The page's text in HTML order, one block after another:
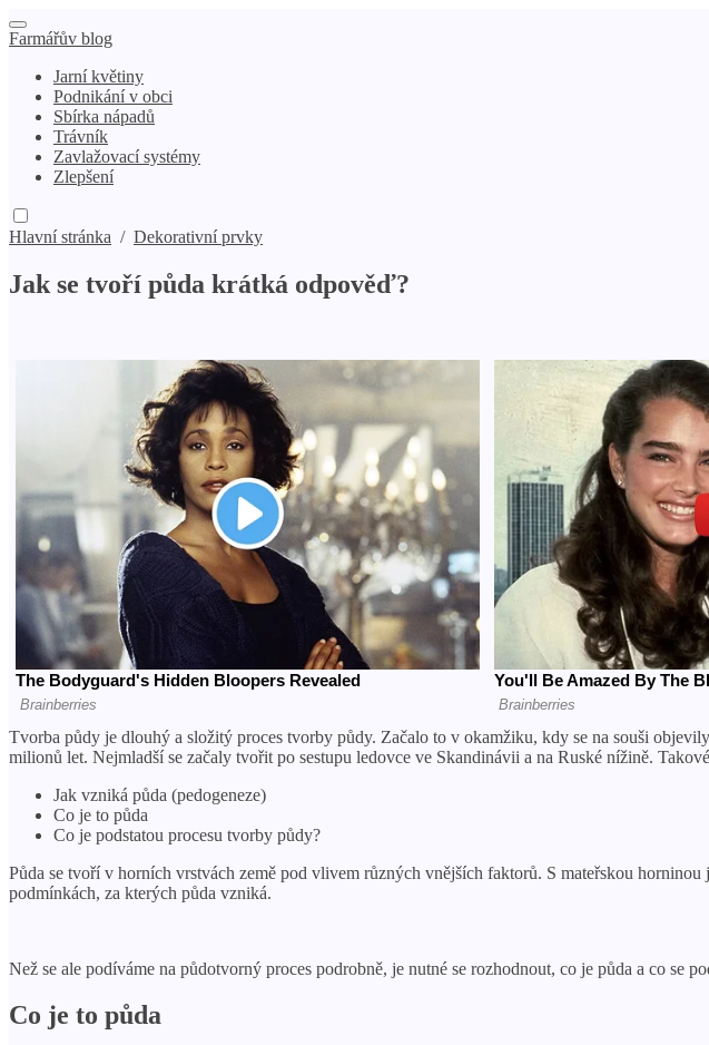
Farmářův blog
Jarní květiny
Podnikání v obci
Sbírka nápadů
Trávník
Zavlažovací systémy
Zlepšení
Hlavní stránka / Dekorativní prvky
Jak se tvoří půda krátká odpověď?
Tvorba půdy je dlouhý a složitý proces tvorby půdy. Začalo to v okamžiku, kdy se na souši
milionů let. Nejmladší se začaly tvořit po sestupu ledovce ve Skandinávii a na Ruské nížině.
Jak vzniká půda (pedogeneze)
Co je to půda
Co je podstatou procesu tvorby půdy?
Půda se tvoří v horních vrstvách země pod vlivem různých vnějších faktorů. S mateřskou
podmínkách, za kterých půda vzniká.
Než se ale podíváme na půdotvorný proces podrobně, je nutné se rozhodnout, co je půda a co se
Co je to půda